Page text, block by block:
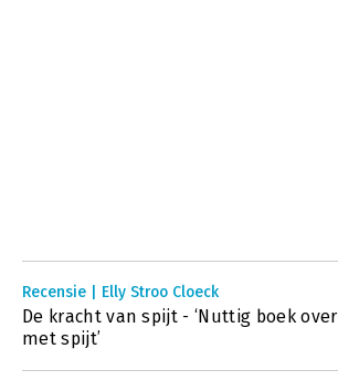
Recensie | Elly Stroo Cloeck
De kracht van spijt - ‘Nuttig boek
met spijt’